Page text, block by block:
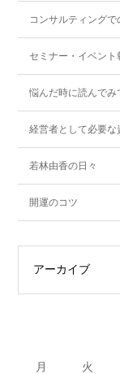
コンサルティングで
セミナー・イベント
悩んだ時に読んでみ
経営者として必要な
若林由香の日々
開運のコツ
月 火